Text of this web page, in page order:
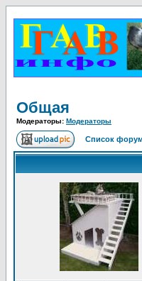
Общая
Модераторы: Модераторы
Список